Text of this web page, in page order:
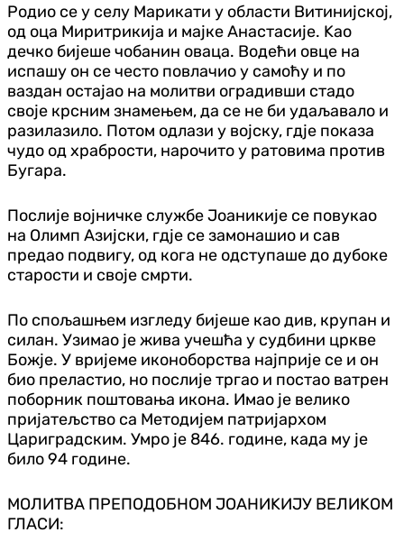
Родио се у селу Марикати у области Витинијској,
од оца Миритрикија и мајке Анастасије. Kао
дечко бијеше чобанин оваца. Водећи овце на
испашу он се често повлачио у самоћу и по
ваздан остајао на молитви оградивши стадо
своје крсним знамењем, да се не би удаљавало и
разилазило. Потом одлази у војску, гдје показа
чудо од храбрости, нарочито у ратовима против
Бугара.
Послије војничке службе Јоаникије се повукао
на Олимп Азијски, гдје се замонашио и сав
предао подвигу, од кога не одступаше до дубоке
старости и своје смрти.
По спољашњем изгледу бијеше као див, крупан и
силан. Узимао је жива учешћа у судбини цркве
Божје. У вријеме иконоборства најприје се и он
био преластио, но послије тргао и постао ватрен
поборник поштовања икона. Имао је велико
пријатељство са Методијем патријархом
Цариградским. Умро је 846. године, када му је
било 94 године.
МОЛИТВА ПРЕПОДОБНОМ ЈОАНИKИЈУ ВЕЛИKОМ
ГЛАСИ: